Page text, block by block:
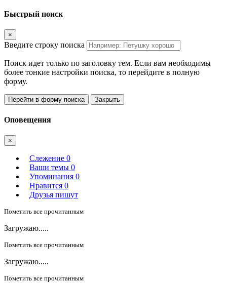
Быстрый поиск
×
Введите строку поиска
Поиск идет только по заголовку тем. Если вам необходимы
более тонкие настройки поиска, то перейдите в полную
форму.
Перейти в форму поиска Закрыть
Оповещения
×
Слежение 0
Ваши темы 0
Упоминания 0
Нравится 0
Друзья пишут
Пометить все прочитанным
Загружаю.....
Пометить все прочитанным
Загружаю.....
Пометить все прочитанным